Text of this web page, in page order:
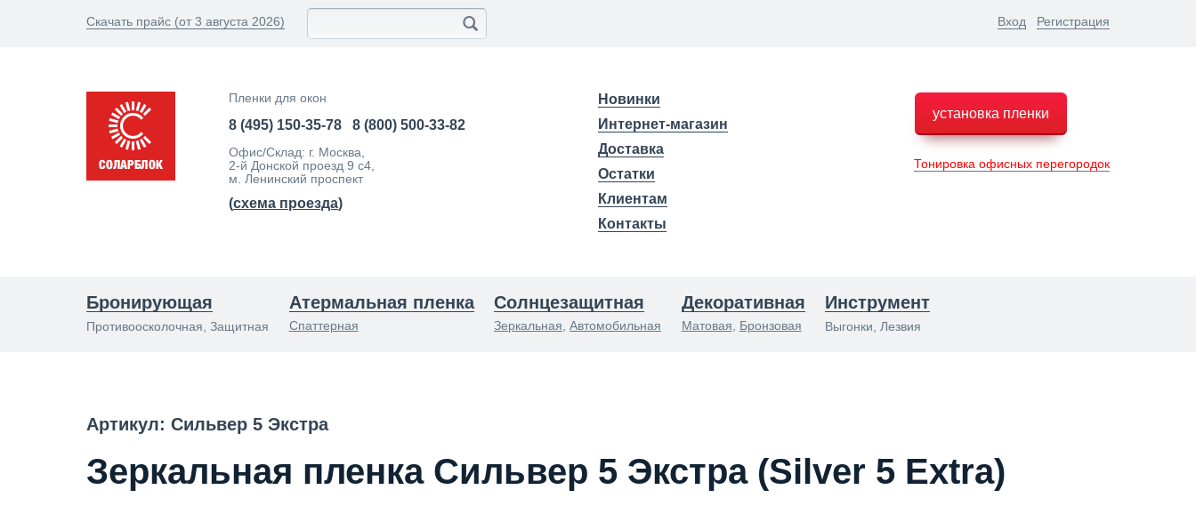
Скачать прайс (от 3 августа 2026) Вход Регистрация
Пленки для окон
8 (495) 150-35-78 8 (800) 500-33-82
Офис/Склад: г. Москва,
2-й Донской проезд 9 с4,
м. Ленинский проспект
(схема проезда)
Новинки
Интернет-магазин
Доставка
Остатки
Клиентам
Контакты
установка пленки
Тонировка офисных перегородок
Бронирующая
Противоосколочная, Защитная
Атермальная пленка
Спаттерная
Солнцезащитная
Зеркальная ,Автомобильная
Декоративная
Матовая Бронзовая
Инструмент
Выгонки, Лезвия
Артикул: Сильвер 5 Экстра
Зеркальная пленка Сильвер 5 Экстра (Silver 5 Extra)